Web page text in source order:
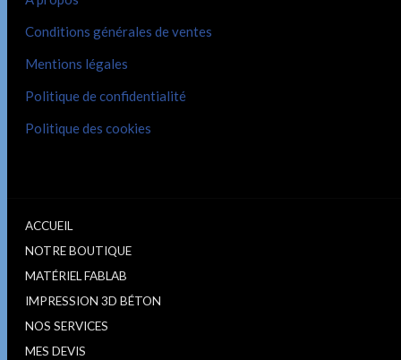
Conditions générales de ventes
Mentions légales
Politique de confidentialité
Politique des cookies
ACCUEIL
NOTRE BOUTIQUE
MATÉRIEL FABLAB
IMPRESSION 3D BÉTON
NOS SERVICES
MES DEVIS